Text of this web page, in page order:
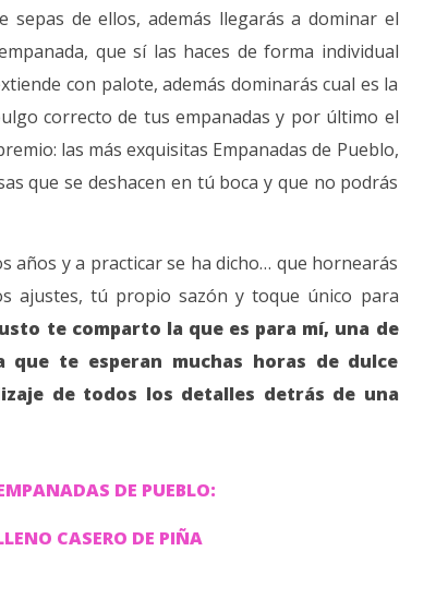
de ellos, además llegarás a dominar el
que sí las haces de forma individual
con palote, además dominarás cual es la
correcto de tus empanadas y por último el
las más exquisitas Empanadas de Pueblo,
que se deshacen en tú boca y que no podrás
años y a practicar se ha dicho… que hornearás
ajustes, tú propio sazón y toque único para
te comparto la que es para mí, una de
que te esperan muchas horas de dulce
de todos los detalles detrás de una
DE PUEBLO:
CASERO DE PIÑA